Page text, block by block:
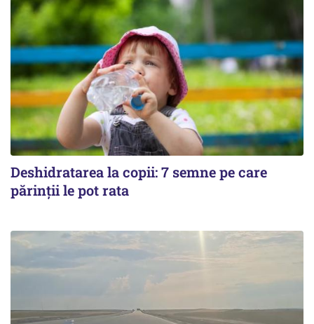
Deshidratarea la copii: 7 semne pe care
părinții le pot rata